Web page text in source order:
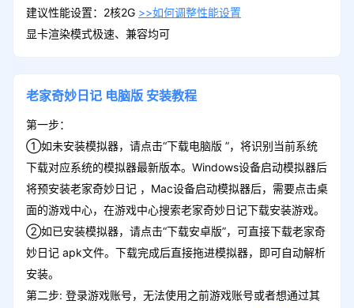
建议性能设置：2核2G >>如何调整性能设置
显卡渲染模式极速、兼容均可
老家奇妙日记 电脑版 安装教程
第一步：
①如未安装模拟器，请点击“下载电脑版 ”，将识别当前系统
下载对应系统的模拟器最新版本。Windows设备启动模拟器后
将预安装老家奇妙日记 ，Mac设备启动模拟器后，需要点击桌
面的游戏中心，在游戏中心搜索老家奇妙日记下载安装游戏。
②如已安装模拟器，请点击“下载安卓版”，可直接下载老家奇
妙日记 apk文件。下载完成后直接拖进模拟器，即可自动解析
安装。
第二步: 登录游戏账号，无法使用之前游戏账号或者想通过其